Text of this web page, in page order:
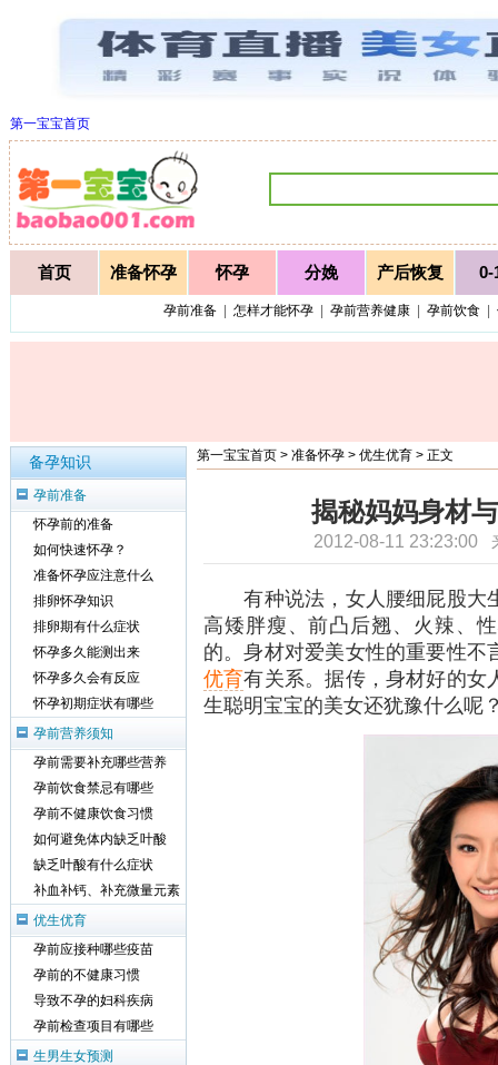
第一宝宝首页
首页 准备怀孕 怀孕 分娩 产后恢复 0-
孕前准备| 怎样才能怀孕| 孕前营养健康| 孕前饮食|
第一宝宝首页 > 准备怀孕 > 优生优育 > 正文
揭秘妈妈身材
2012-08-11 23:23:00
有种说法，女人腰细屁股大
高矮胖瘦、前凸后翘、火辣、
的。身材对爱美女性的重要性不
优育有关系。据传，身材好的女
生聪明宝宝的美女还犹豫什么呢
备孕知识
孕前准备
怀孕前的准备
如何快速怀孕？
准备怀孕应注意什么
排卵怀孕知识
排卵期有什么症状
怀孕多久能测出来
怀孕多久会有反应
怀孕初期症状有哪些
孕前营养须知
孕前需要补充哪些营养
孕前饮食禁忌有哪些
孕前不健康饮食习惯
如何避免体内缺乏叶酸
缺乏叶酸有什么症状
补血补钙、补充微量元素
优生优育
孕前应接种哪些疫苗
孕前的不健康习惯
导致不孕的妇科疾病
孕前检查项目有哪些
生男生女预测